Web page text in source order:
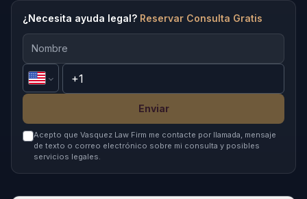
¿Necesita ayuda legal? Reservar Consulta Gratis
Enviar
Acepto que Vasquez Law Firm me contacte por llamada, mensaje
de texto o correo electrónico sobre mi consulta y posibles
servicios legales.